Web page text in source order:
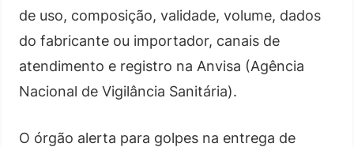
de uso, composição, validade, volume, dados
do fabricante ou importador, canais de
atendimento e registro na Anvisa (Agência
Nacional de Vigilância Sanitária).
O órgão alerta para golpes na entrega de